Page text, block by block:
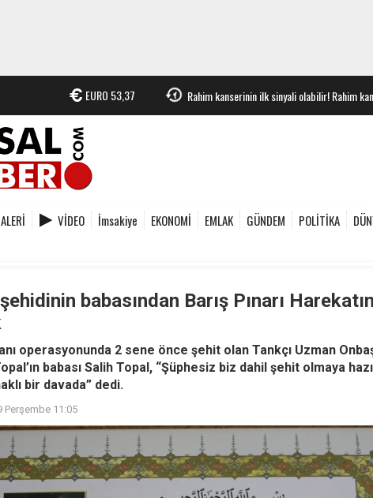
EURO 53,37 Rahim kanserinin ilk sinyali olabilir! Rahim
VIDEO İmsakiye EKONOMİ EMLAK GÜNDEM POLİTİKA
babasından Barış Pınarı
operasyonunda 2 sene önce şehit olan Tankçı Uzman
babası Salih Topal, “Şüphesiz biz dahil şehit olmaya
bir davada” dedi.
Perşembe 11:05